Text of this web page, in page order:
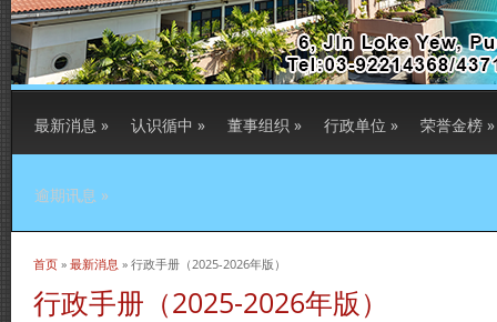
最新消息 » 认识循中 » 董事组织 » 行政单位 » 荣誉金榜 »
逾期讯息 »
当前位置
首页 » 最新消息 » 行政手册（2025-2026年版）
行政手册（2025-2026年版）